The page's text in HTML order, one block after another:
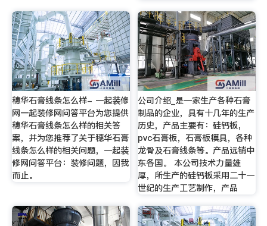
穗华石膏线条怎么样- 一起装修
网一起装修网问答平台为您提供
穗华石膏线条怎么样的相关答
案，并为您推荐了关于穗华石膏
线条怎么样的相关问题，一起装
修网问答平台：装修问题，因我
而止。
公司介绍_是一家生产各种石膏
制品的企业，具有十几年的生产
历史，产品主要有：硅钙板，
pvc石膏板，石膏板模具，各种
龙骨及石膏线条等。产品远销中
东各国。 本公司技术力量雄
厚，所生产的硅钙板采用二十一
世纪的生产工艺制作，产品